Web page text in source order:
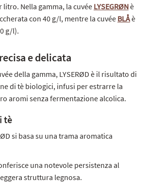
litro. Nella gamma, la cuvée LYSEGRØNè
con 40 g/l, mentre la cuvée BLÅè
g/l).
e delicata
della gamma, LYSERØD è il risultato di
di tè biologici, infusi per estrarre la
aromi senza fermentazione alcolica.
tè
si basa su una trama aromatica
una notevole persistenza al
struttura legnosa.